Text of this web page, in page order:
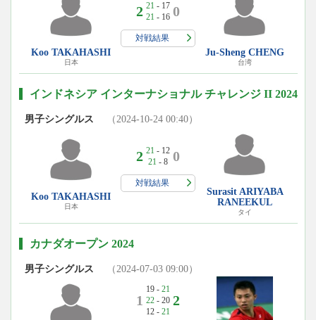
Koo TAKAHASHI
日本
2 21 - 17
21 - 16 0
対戦結果
Ju-Sheng CHENG
台湾
インドネシア インターナショナル チャレンジ II 2024
男子シングルス （2024-10-24 00:40）
Koo TAKAHASHI
日本
2 21 - 12
21 - 8 0
対戦結果
Surasit ARIYABA
RANEEKUL
タイ
カナダオープン 2024
男子シングルス （2024-07-03 09:00）
1
19 - 21
22- 20
12 - 21
2